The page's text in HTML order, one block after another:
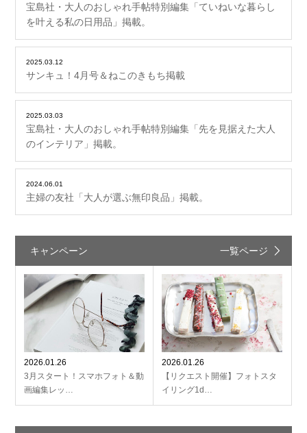
宝島社・大人のおしゃれ手帖特別編集「ていねいな暮らし
を叶える私の日用品」掲載。
2025.03.12
サンキュ！4月号＆ねこのきもち掲載
2025.03.03
宝島社・大人のおしゃれ手帖特別編集「先を見据えた大人
のインテリア」掲載。
2024.06.01
主婦の友社「大人が選ぶ無印良品」掲載。
キャンペーン 一覧ページ
2026.01.26
3月スタート！スマホフォト＆動
画編集レッ…
2026.01.26
【リクエスト開催】フォトスタ
イリング1d…